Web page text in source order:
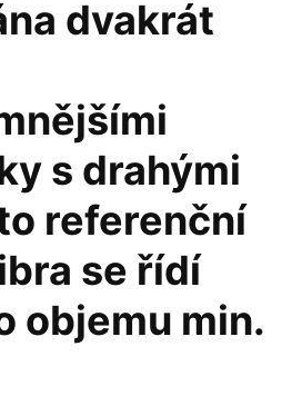
dvakrát
s drahými
referenční
se řídí
objemu min.